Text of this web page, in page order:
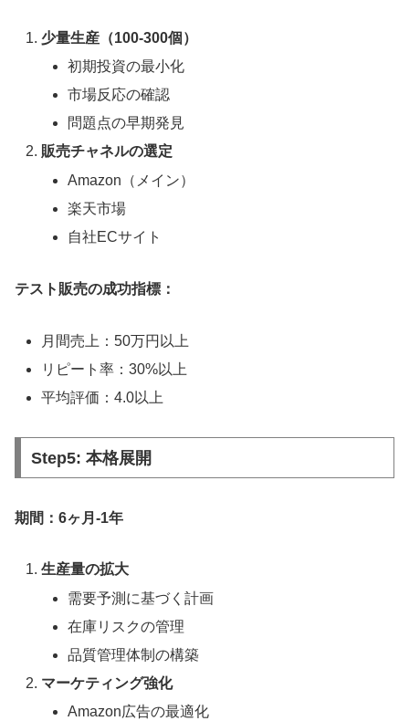
少量生産（100-300個）
初期投資の最小化
市場反応の確認
問題点の早期発見
販売チャネルの選定
Amazon（メイン）
楽天市場
自社ECサイト
テスト販売の成功指標：
月間売上：50万円以上
リピート率：30%以上
平均評価：4.0以上
Step5: 本格展開
期間：6ヶ月-1年
生産量の拡大
需要予測に基づく計画
在庫リスクの管理
品質管理体制の構築
マーケティング強化
Amazon広告の最適化